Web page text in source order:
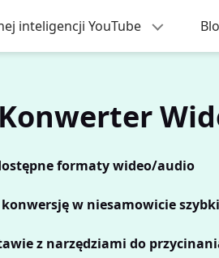
inteligencji YouTube
formaty wideo/audio
konwersję w niesamowicie
z narzędziami do